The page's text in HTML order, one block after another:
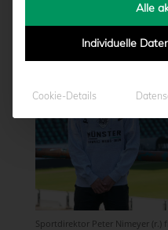
Sportdirektor Peter Nimeyer (r.)
Alle
Individuelle
Cookie-Details